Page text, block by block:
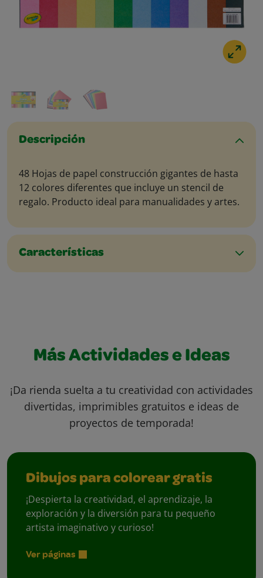
Descripción
48 Hojas de papel construcción gigantes de hasta
12 colores diferentes que incluye un stencil de
regalo. Producto ideal para manualidades y artes.
Características
Más Actividades e Ideas
¡Da rienda suelta a tu creatividad con actividades
divertidas, imprimibles gratuitos e ideas de
proyectos de temporada!
Dibujos para colorear gratis
¡Despierta la creatividad, el aprendizaje, la
exploración y la diversión para tu pequeño
artista imaginativo y curioso!
Ver páginas